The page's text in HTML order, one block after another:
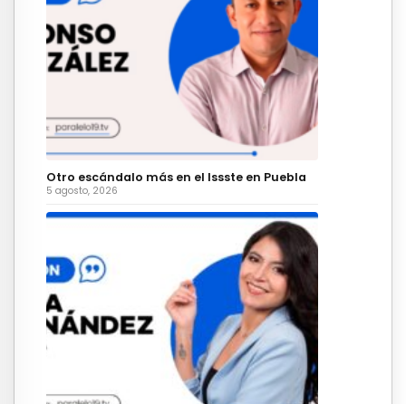
Otro escándalo más en el Issste en Puebla
5 agosto, 2026